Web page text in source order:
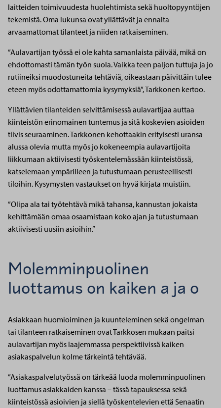
laitteiden toimivuudesta huolehtimista sekä huoltopyyntöjen
tekemistä. Oma lukunsa ovat yllättävät ja ennalta
arvaamattomat tilanteet ja niiden ratkaiseminen.
”Aulavartijan työssä ei ole kahta samanlaista päivää, mikä on
ehdottomasti tämän työn suola. Vaikka teen paljon tuttuja ja jo
rutiineiksi muodostuneita tehtäviä, oikeastaan päivittäin tulee
eteen myös odottamattomia kysymyksiä”, Tarkkonen kertoo.
Yllättävien tilanteiden selvittämisessä aulavartijaa auttaa
kiinteistön erinomainen tuntemus ja sitä koskevien asioiden
tiivis seuraaminen. Tarkkonen kehottaakin erityisesti uransa
alussa olevia mutta myös jo kokeneempia aulavartijoita
liikkumaan aktiivisesti työskentelemässään kiinteistössä,
katselemaan ympärilleen ja tutustumaan perusteellisesti
tiloihin. Kysymysten vastaukset on hyvä kirjata muistiin.
”Olipa ala tai työtehtävä mikä tahansa, kannustan jokaista
kehittämään omaa osaamistaan koko ajan ja tutustumaan
aktiivisesti uusiin asioihin.”
Molemminpuolinen
luottamus on kaiken a ja o
Asiakkaan huomioiminen ja kuunteleminen sekä ongelman
tai tilanteen ratkaiseminen ovat Tarkkosen mukaan paitsi
aulavartijan myös laajemmassa perspektiivissä kaiken
asiakaspalvelun kolme tärkeintä tehtävää.
”Asiakaspalvelutyössä on tärkeää luoda molemminpuolinen
luottamus asiakkaiden kanssa – tässä tapauksessa sekä
kiinteistössä asioivien ja siellä työskentelevien että Senaatin